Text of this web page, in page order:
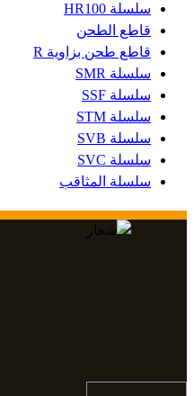
سلسلة HR100
قاطع الطحن
قاطع طحن بزاوية R
سلسلة SMR
سلسلة SSF
سلسلة STM
سلسلة SVB
سلسلة SVC
سلسلة المثاقب